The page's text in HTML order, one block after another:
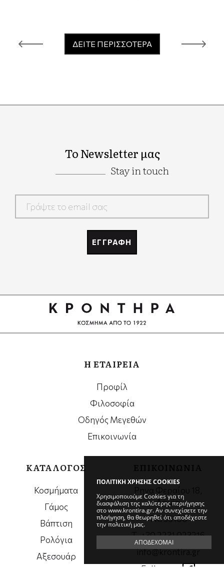
ΠΟΛΙΤΙΚΗ ΧΡΗΣΗΣ COOKIES
Χρησιμοποιούμε Cookies για τη
διασφάλιση της καλύτερης περιήγησης
στο www.krontira.gr. Αν συνεχίσετε την
πλοήγηση, θα θεωρηθεί ότι αποδέχεστε
την πολιτική μας.
ΑΠΟΔΕΧΟΜΑΙ
ΔΕΙΤΕ ΠΕΡΙΣΣΟΤΕΡΑ
Το Newsletter μας
Stay in touch
ΕΓΓΡΑΦΗ
Η ΕΤΑΙΡΕΙΑ
Προφίλ
Φιλοσοφία
Οδηγός Μεγεθών
Επικοινωνία
ΚΑΤΑΛΟΓΟΣ
Κοσμήματα
Γάμος
Βάπτιση
Ρολόγια
Αξεσουάρ
Λαμία
ΤΚ. 35100
Τ. +30 2231 023216
info@krontira.gr
Follow us